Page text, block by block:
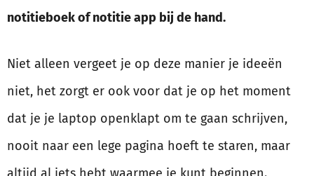
notitieboek of notitie app bij de hand.
Niet alleen vergeet je op deze manier je ideeën
niet, het zorgt er ook voor dat je op het moment
dat je je laptop openklapt om te gaan schrijven,
nooit naar een lege pagina hoeft te staren, maar